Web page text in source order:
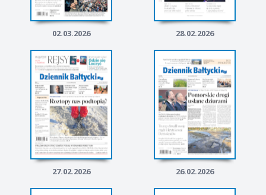
02.03.2026 28.02.2026
27.02.2026 26.02.2026